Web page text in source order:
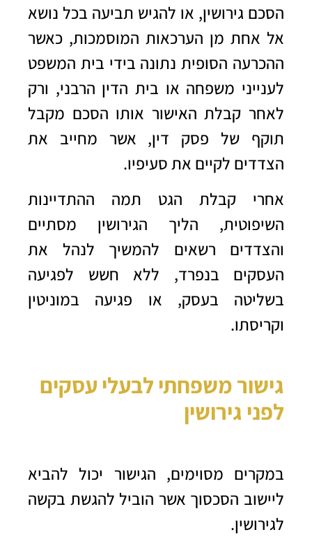
הסכם גירושין, או להגיש תביעה בכל נושא
אל אחת מן הערכאות המוסמכות, כאשר
ההכרעה הסופית נתונה בידי בית המשפט
לענייני משפחה או בית הדין הרבני, ורק
לאחר קבלת האישור אותו הסכם מקבל
תוקף של פסק דין, אשר מחייב את
הצדדים לקיים את סעיפיו.
אחרי קבלת הגט תמה ההתדיינות
השיפוטית, הליך הגירושין מסתיים
והצדדים רשאים להמשיך לנהל את
העסקים בנפרד, ללא חשש לפגיעה
בשליטה בעסק, או פגיעה במוניטין
וקריסתו.
גישור משפחתי לבעלי עסקים
לפני גירושין
במקרים מסוימים, הגישור יכול להביא
ליישוב הסכסוך אשר הוביל להגשת בקשה
לגירושין.